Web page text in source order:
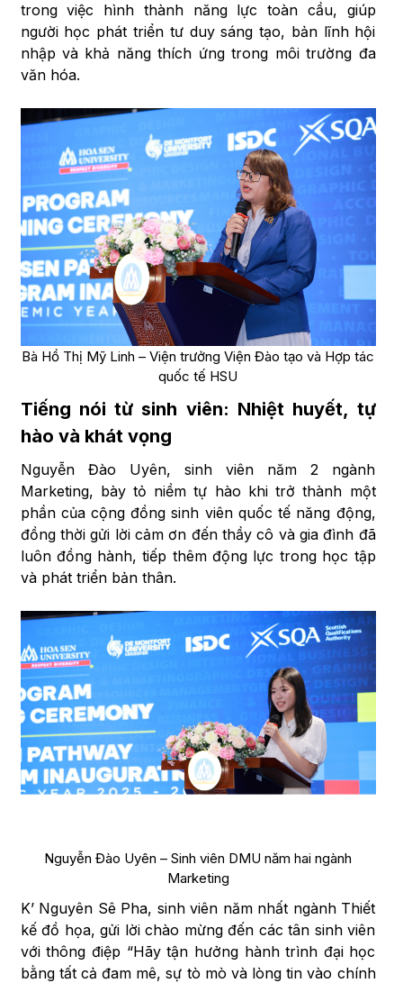
trong việc hình thành năng lực toàn cầu, giúp
người học phát triển tư duy sáng tạo, bản lĩnh hội
nhập và khả năng thích ứng trong môi trường đa
văn hóa.
Bà Hồ Thị Mỹ Linh – Viện trưởng Viện Đào tạo và Hợp tác
quốc tế HSU
Tiếng nói từ sinh viên: Nhiệt huyết, tự
hào và khát vọng
Nguyễn Đào Uyên, sinh viên năm 2 ngành
Marketing, bày tỏ niềm tự hào khi trở thành một
phần của cộng đồng sinh viên quốc tế năng động,
đồng thời gửi lời cảm ơn đến thầy cô và gia đình đã
luôn đồng hành, tiếp thêm động lực trong học tập
và phát triển bản thân.
Nguyễn Đào Uyên – Sinh viên DMU năm hai ngành
Marketing
K’ Nguyên Sê Pha, sinh viên năm nhất ngành Thiết
kế đồ họa, gửi lời chào mừng đến các tân sinh viên
với thông điệp “Hãy tận hưởng hành trình đại học
bằng tất cả đam mê, sự tò mò và lòng tin vào chính